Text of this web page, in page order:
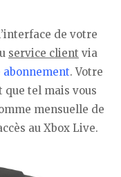
de votre
service client via
. Votre
que tel mais vous
mensuelle de
au Xbox Live.